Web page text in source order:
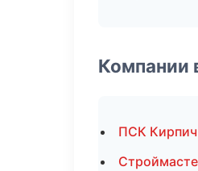
Компании
ПСК Кирпич